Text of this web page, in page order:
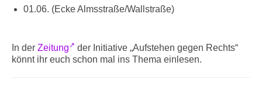
01.06. (Ecke Almsstraße/Wallstraße)
In der Zeitung
der Initiative „Aufstehen gegen Rechts“
könnt ihr euch schon mal ins Thema einlesen.